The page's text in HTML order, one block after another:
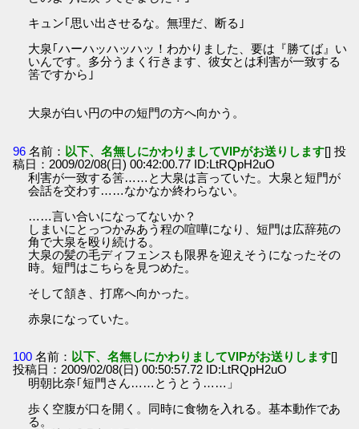
キュン｢思い出させるな。無理だ、断る｣
大泉｢ハーハッハッハッ！わかりました、要は『勝てば』い
いんです。多分うまく行きます、彼女とは利害が一致する
筈ですから｣
大泉が白い円の中の短門の方へ向かう。
96 名前： 以下、名無しにかわりましてVIPがお送りします[] 投
稿日：2009/02/08(日) 00:42:00.77 ID:LtRQpH2uO
利害が一致する筈……と大泉は言っていた。大泉と短門が
会話を交わす……なかなか終わらない。
……言い合いになってないか？
しまいにとっつかみあう程の喧嘩になり、短門は広辞苑の
角で大泉を殴り続ける。
大泉の髪の毛ディフェンスも限界を迎えそうになったその
時。短門はこちらを見つめた。
そして頷き、打席へ向かった。
赤泉になっていた。
100 名前： 以下、名無しにかわりましてVIPがお送りします[]
投稿日：2009/02/08(日) 00:50:57.72 ID:LtRQpH2uO
明朝比奈｢短門さん……とうとう……」
歩く空腹が口を開く。同時に食物を入れる。基本動作であ
る。